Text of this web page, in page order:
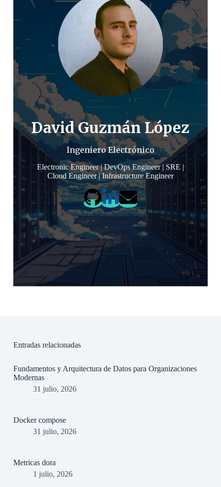
David Guzmán López
Ingeniero Electrónico
Electronic Engineer | DevOps Engineer | SRE |
Cloud Engineer | Infrastructure Engineer
Entradas relacionadas
Fundamentos y Arquitectura de Datos para Organizaciones
Modernas
31 julio, 2026
Docker compose
31 julio, 2026
Metricas dora
1 julio, 2026